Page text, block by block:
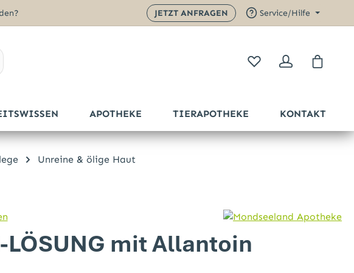
JETZT ANFRAGEN Service/Hilfe
APOTHEKE TIERAPOTHEKE KONTAKT
Unreine & ölige Haut
von 0 von 5 Sternen
LÖSUNG mit Allantoin